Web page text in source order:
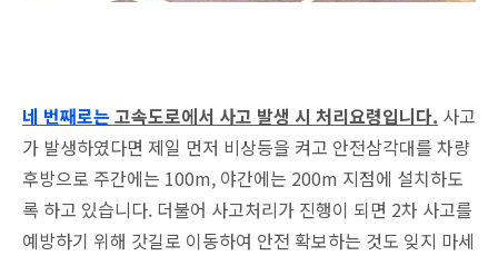
네 번째로는 고속도로에서 사고 발생 시 처리요령입니다. 사고
가 발생하였다면 제일 먼저 비상등을 켜고 안전삼각대를 차량
후방으로 주간에는 100m, 야간에는 200m 지점에 설치하도
록 하고 있습니다. 더불어 사고처리가 진행이 되면 2차 사고를
예방하기 위해 갓길로 이동하여 안전 확보하는 것도 잊지 마세